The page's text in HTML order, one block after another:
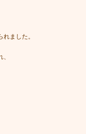
ました。